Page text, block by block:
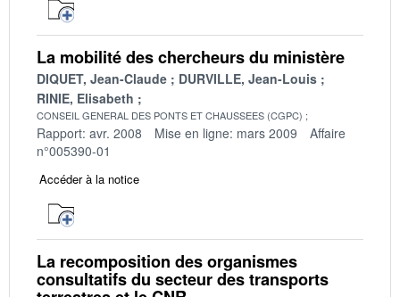
La mobilité des chercheurs du ministère
DIQUET, Jean-Claude
DURVILLE, Jean-Louis
RINIE, Elisabeth
CONSEIL GENERAL DES PONTS ET CHAUSSEES (CGPC)
Rapport: avr. 2008 Mise en ligne: mars 2009
Affaire
n°005390-01
Accéder à la notice
La recomposition des organismes
consultatifs du secteur des transports